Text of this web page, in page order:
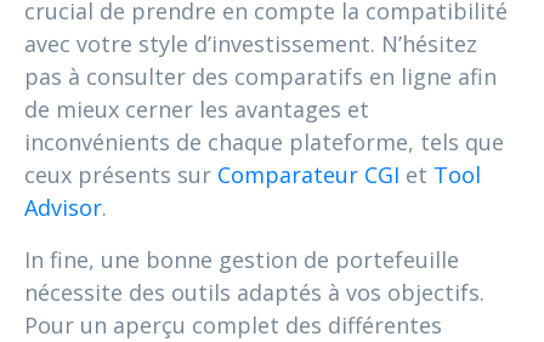
crucial de prendre en compte la compatibilité
avec votre style d’investissement. N’hésitez
pas à consulter des comparatifs en ligne afin
de mieux cerner les avantages et
inconvénients de chaque plateforme, tels que
ceux présents sur Comparateur CGI et Tool
Advisor.
In fine, une bonne gestion de portefeuille
nécessite des outils adaptés à vos objectifs.
Pour un aperçu complet des différentes